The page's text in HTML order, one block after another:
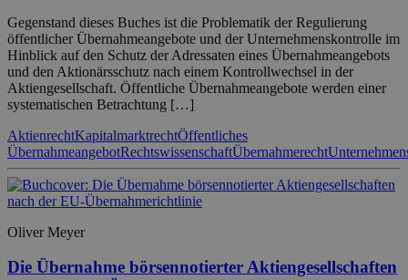
Gegenstand dieses Buches ist die Problematik der Regulierung
öffentlicher Übernahmeangebote und der Unternehmenskontrolle im
Hinblick auf den Schutz der Adressaten eines Übernahmeangebots
und den Aktionärsschutz nach einem Kontrollwechsel in der
Aktiengesellschaft. Öffentliche Übernahmeangebote werden einer
systematischen Betrachtung […]
AktienrechtKapitalmarktrechtÖffentliches
ÜbernahmeangebotRechtswissenschaftÜbernahmerecht
Oliver Meyer
Die Übernahme börsennotierter Aktiengesellschaften